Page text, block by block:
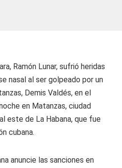
Ramón Lunar, sufrió heridas
nasal al ser golpeado por un
Demis Valdés, en el
en Matanzas, ciudad
este de La Habana, que fue
cubana.
anuncie las sanciones en